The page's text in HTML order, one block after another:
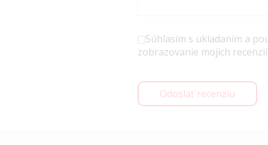
Súhlasím s ukladaním a
zobrazovanie mojich
Odoslať recenziu